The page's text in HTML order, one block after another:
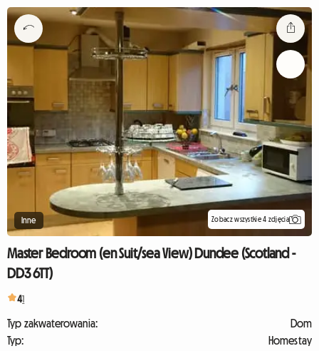
Inne Zobacz wszystkie 4 zdjęcia
Master Bedroom (en Suit/sea View) Dundee (Scotland -
DD3 6TT)
41
Typ zakwaterowania:
Dom
Typ:
Homestay